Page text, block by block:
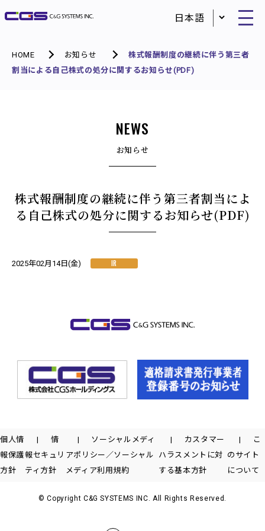
HOME お知らせ
株式報酬制度の継続に伴う第三者
割当による自己株式の処分に関するお知らせ(PDF)
NEWS
お知らせ
株式報酬制度の継続に伴う第三者割当によ
る自己株式の処分に関するお知らせ(PDF)
2025年02月14日(金) IR
個人情
報保護
方針
情
報セキュリ
ティ方針
ソーシャルメディ
アポリシー／ソーシャル
メディア利用規約
カスタマー
ハラスメントに対
する基本方針
こ
のサイト
について
© Copyright C&G SYSTEMS INC. All Rights Reserved.